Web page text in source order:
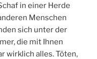
in einer Herde
Menschen
sich unter der
die mit Ihnen
wirklich alles. Töten,